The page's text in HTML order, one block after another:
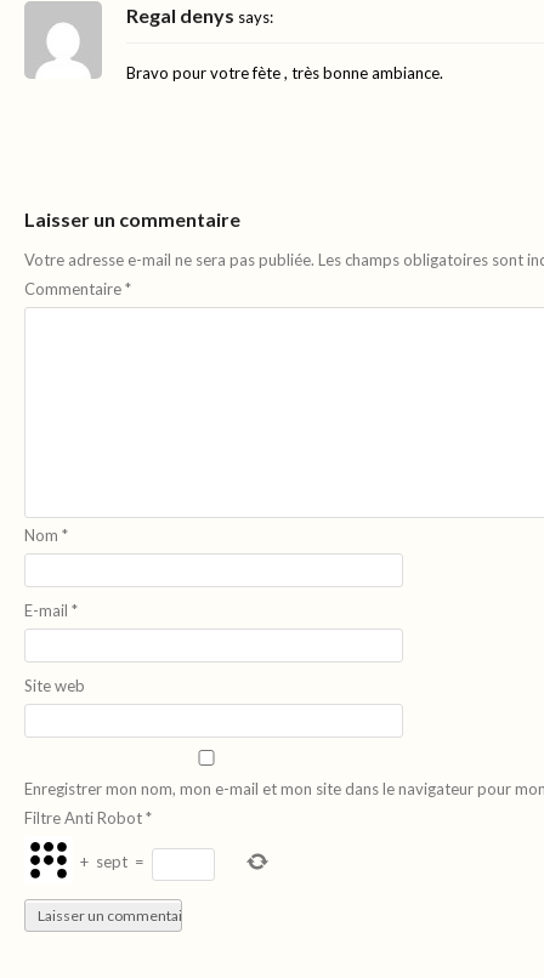
Regal denys says:
Bravo pour votre fète , très bonne ambiance.
Laisser un commentaire
Votre adresse e-mail ne sera pas publiée. Les champs obligatoires sont
Commentaire*
Nom *
E-mail *
Site web
Enregistrer mon nom, mon e-mail et mon site dans le navigateur pour
Filtre Anti Robot*
+ sept =